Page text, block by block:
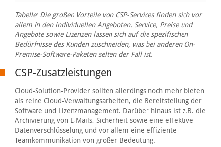
Tabelle: Die großen Vorteile von CSP-Services finden sich vor
allem in den individuellen Angeboten. Service, Preise und
Angebote sowie Lizenzen lassen sich auf die spezifischen
Bedürfnisse des Kunden zuschneiden, was bei anderen On-
Premise-Software-Paketen selten der Fall ist.
CSP-Zusatzleistungen
Cloud-Solution-Provider sollten allerdings noch mehr bieten
als reine Cloud-Verwaltungsarbeiten, die Bereitstellung der
Software und Lizenzmanagement. Darüber hinaus ist z.B. die
Archivierung von E-Mails, Sicherheit sowie eine effektive
Datenverschlüsselung und vor allem eine effiziente
Teamkommunikation von großer Bedeutung.